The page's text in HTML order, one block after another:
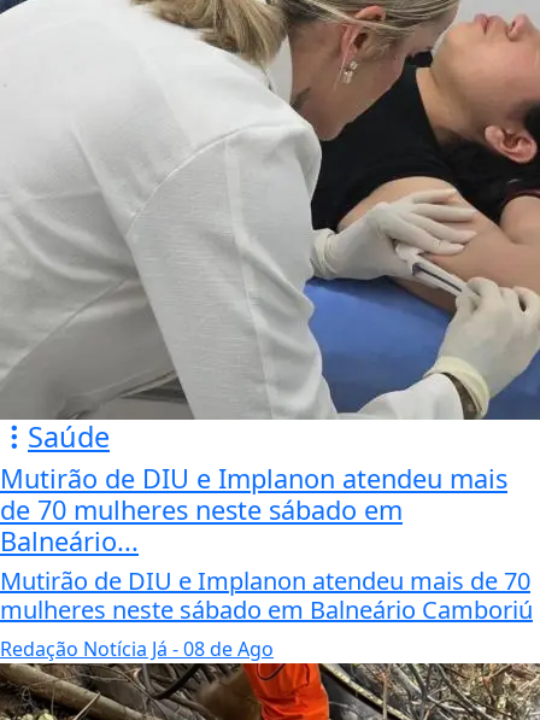
Saúde
Mutirão de DIU e Implanon atendeu mais
de 70 mulheres neste sábado em
Balneário...
Mutirão de DIU e Implanon atendeu mais de 70
mulheres neste sábado em Balneário Camboriú
Redação Notícia Já - 08 de Ago